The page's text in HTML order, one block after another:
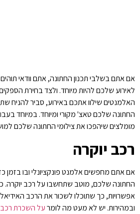
אם אתם בשלבי תכנון החתונה, אתם וודאי
לאירוע שלכם להיות מיוחד. ולצד בחירת
האלמנטים שילוו אתכם באירוע, סביר להניח
מומלצים שיהפכו את צילומי החתונה שלכם
רכב יוקרה
אם אתם מחפשים אלמנט פונקציונלי ובו בזמן
החתונה שלכם, מוטב שתחשבו על רכב יוקרה.
אפשרויות, כך שתוכלו לשכור את הרכב
ובמהירות. יש לא מעט מה לומרעל השכרת